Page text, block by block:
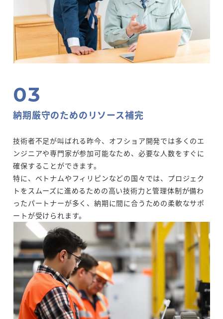
納期厳守のためのリソース補完
技術者不足が叫ばれる昨今、オフショア開発では多くのエ
ンジニアや専門家が参加可能なため、必要な人数をすぐに
確保することができます。
特に、ベトナムやフィリピンなどの国々では、プロジェク
トをスムーズに進めるための高い技術力と管理体制が備わ
ったパートナーが多く、納期に間に合うための柔軟なサポ
ートが受けられます。